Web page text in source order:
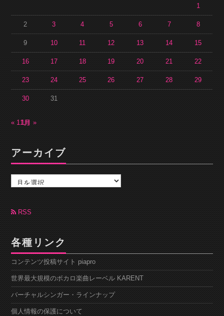
1
2 3 4 5 6 7 8
9 10 11 12 13 14 15
16 17 18 19 20 21 22
23 24 25 26 27 28 29
30 31
« 11月1月 »
アーカイブ
カ
ブRSS
各種リンク
コンテンツ投稿サイト piapro
世界最大規模のボカロ楽曲レーベル KARENT
バーチャルシンガー・ラインナップ
個人情報の保護について